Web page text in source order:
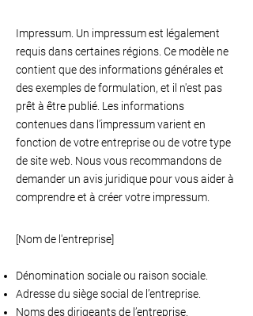
Impressum. Un impressum est légalement
requis dans certaines régions. Ce modèle ne
contient que des informations générales et
des exemples de formulation, et il n'est pas
prêt à être publié. Les informations
contenues dans l’impressum varient en
fonction de votre entreprise ou de votre type
de site web. Nous vous recommandons de
demander un avis juridique pour vous aider à
comprendre et à créer votre impressum.
[Nom de l'entreprise]
Dénomination sociale ou raison sociale.
Adresse du siège social de l’entreprise.
Noms des dirigeants de l’entreprise.